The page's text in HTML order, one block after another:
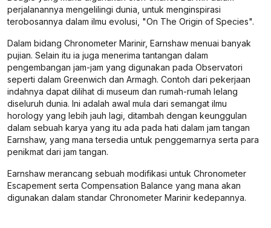
perjalanannya mengelilingi dunia, untuk menginspirasi
terobosannya dalam ilmu evolusi, "On The Origin of Species".
Dalam bidang Chronometer Marinir, Earnshaw menuai banyak
pujian. Selain itu ia juga menerima tantangan dalam
pengembangan jam-jam yang digunakan pada Observatori
seperti dalam Greenwich dan Armagh. Contoh dari pekerjaan
indahnya dapat dilihat di museum dan rumah-rumah lelang
diseluruh dunia. Ini adalah awal mula dari semangat ilmu
horology yang lebih jauh lagi, ditambah dengan keunggulan
dalam sebuah karya yang itu ada pada hati dalam jam tangan
Earnshaw, yang mana tersedia untuk penggemarnya serta para
penikmat dari jam tangan.
Earnshaw merancang sebuah modifikasi untuk Chronometer
Escapement serta Compensation Balance yang mana akan
digunakan dalam standar Chronometer Marinir kedepannya.